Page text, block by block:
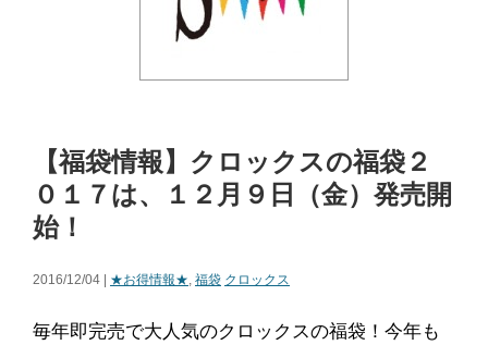
【福袋情報】クロックスの福袋２
０１７は、１２月９日（金）発売開
始！
2016/12/04 | ★お得情報★, 福袋 クロックス
毎年即完売で大人気のクロックスの福袋！今年も